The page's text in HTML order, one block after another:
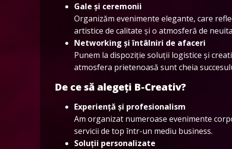
Gale și ceremonii
Organizăm evenimente elegante, care
artistice de calitate și o atmosferă de
Networking și întâlniri de afaceri
Punem la dispoziție soluții logistice și
atmosfera prietenoasă sunt cheia
De ce să alegeți B-Creativ?
Experiență și profesionalism
Am organizat numeroase evenimente
servicii de top într-un mediu business.
Soluții personalizate